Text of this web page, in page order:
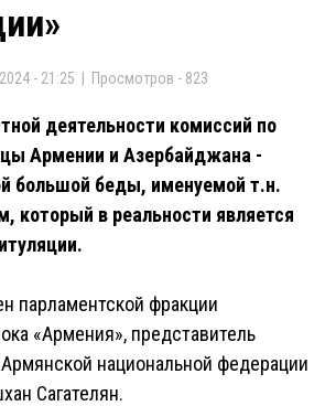
- 21:25 | Просмотров - 823
деятельности комиссий по
Армении и Азербайджана -
большой беды, именуемой т.н.
который в реальности является
парламентской фракции
«Армения», представитель
Армянской национальной федерации
Сагателян.